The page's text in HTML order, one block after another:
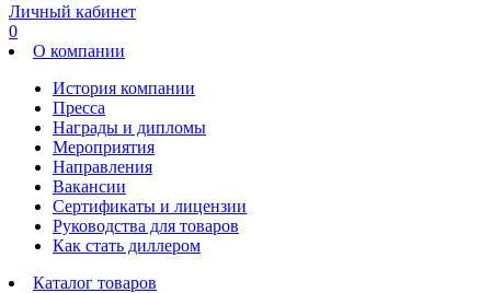
Личный кабинет
0
О компании
История компании
Пресса
Награды и дипломы
Мероприятия
Направления
Вакансии
Сертификаты и лицензии
Руководства для товаров
Как стать диллером
Каталог товаров